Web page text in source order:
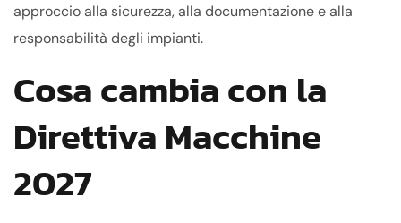
approccio alla sicurezza, alla documentazione e alla
responsabilità degli impianti.
Cosa cambia con la
Direttiva Macchine
2027